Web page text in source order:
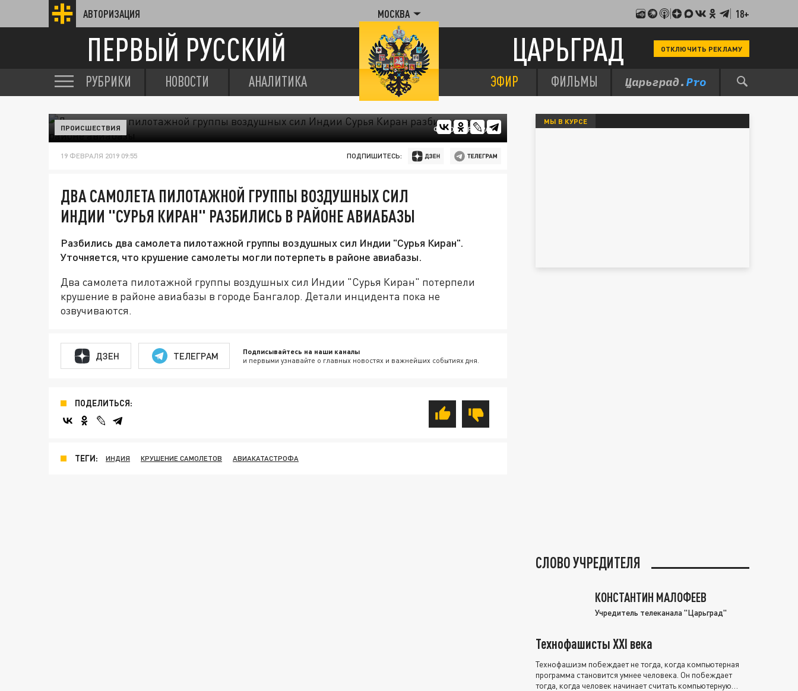
АВТОРИЗАЦИЯ МОСКВА 18+
ПЕРВЫЙ РУССКИЙ ЦАРЬГРАД ОТКЛЮЧИТЬ РЕКЛАМУ
РУБРИКИ НОВОСТИ АНАЛИТИКА ЭФИР ФИЛЬМЫ
ФОТО: ЦАРЬГРАД
ПРОИСШЕСТВИЯ
19 ФЕВРАЛЯ 2019 09:55 ПОДПИШИТЕСЬ:
ДВА САМОЛЕТА ПИЛОТАЖНОЙ ГРУППЫ ВОЗДУШНЫХ СИЛ
ИНДИИ "СУРЬЯ КИРАН" РАЗБИЛИСЬ В РАЙОНЕ АВИАБАЗЫ
Разбились два самолета пилотажной группы воздушных сил Индии "Сурья Киран".
Уточняется, что крушение самолеты могли потерпеть в районе авиабазы.
Два самолета пилотажной группы воздушных сил Индии "Сурья Киран" потерпели
крушение в районе авиабазы в городе Бангалор. Детали инцидента пока не
озвучиваются.
ДЗЕН ТЕЛЕГРАМ Подписывайтесь на наши каналы
и первыми узнавайте о главных новостях и важнейших событиях дня.
ПОДЕЛИТЬСЯ:
ТЕГИ: ИНДИЯ КРУШЕНИЕ САМОЛЕТОВ АВИАКАТАСТРОФА
МЫ В КУРСЕ
СЛОВО УЧРЕДИТЕЛЯ
КОНСТАНТИН МАЛОФЕЕВ
Учредитель телеканала "Царьград"
Технофашисты XXI века
Технофашизм побеждает не тогда, когда компьютерная
программа становится умнее человека. Он побеждает
тогда, когда человек начинает считать компьютерную